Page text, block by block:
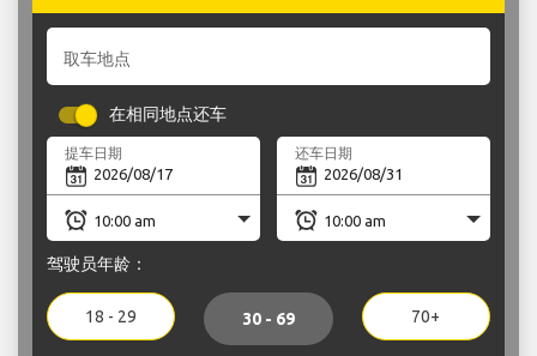
取车地点
在相同地点还车
提车日期 还车日期
驾驶员年龄：
18 - 29 30 - 69 70+